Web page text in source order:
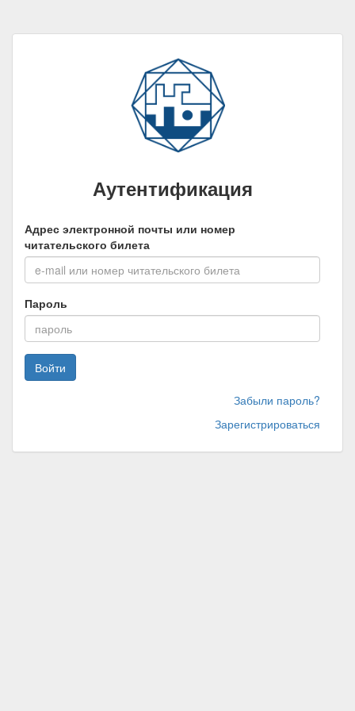
Аутентификация
Адрес электронной почты или номер
читательского билета
Пароль
Войти
Забыли пароль?
Зарегистрироваться